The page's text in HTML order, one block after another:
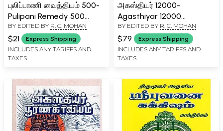
புலிப்பாணி வைத்தியம் 500-
Pulipani Remedy 500
(Source and Text in Tamil)
BY EDITED BY R. C. MOHAN
$21 Express Shipping
INCLUDES ANY TARIFFS AND
TAXES
அகஸ்தியர் 12000-
Agasthiyar 12000
Kavyam- A great Epic (Set
of 5 Volumes in Tamil)
BY EDITED BY R. C. MOHAN
$79 Express Shipping
INCLUDES ANY TARIFFS AND
TAXES